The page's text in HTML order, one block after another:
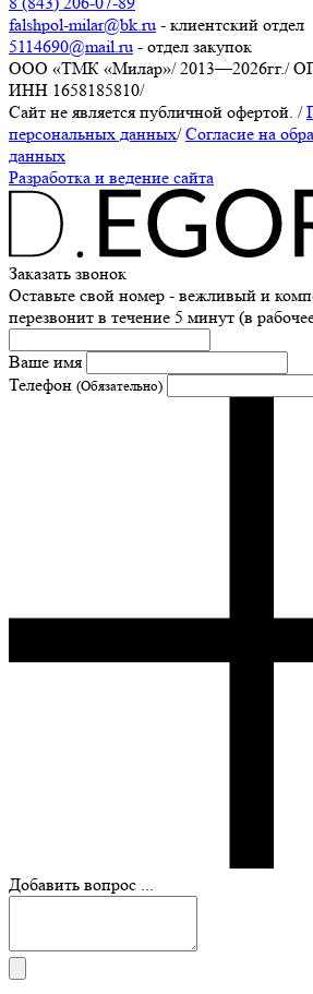
falshpol-milar@bk.ru - клиентский отдел
5114690@mail.ru - отдел закупок
ООО «ТМК «Милар»/ 2013—2026гг./
ИНН 1658185810/
Сайт не является публичной офертой. /
персональных данных/ Согласие на
данных
Разработка и ведение сайта
Заказать звонок
Оставьте свой номер - вежливый и
перезвонит в течение 5 минут (в
Ваше имя
Телефон (Обязательно)
Добавить вопрос ...